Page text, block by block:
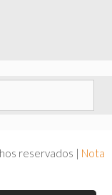
reservados | Nota